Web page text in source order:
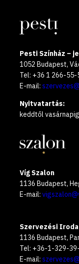
Pesti Színház –
1052 Budapest,
Tel: +36 1 266-55-
E-mail:
Nyitvatartás:
keddtől
Víg Szalon
1136 Budapest,
E-mail:
Szervezési Iroda
1136 Budapest,
Tel: +36-1-329-
E-mail: